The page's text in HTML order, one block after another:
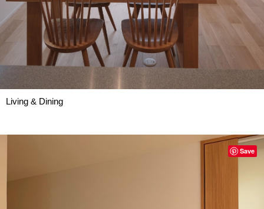
Living & Dining
Save